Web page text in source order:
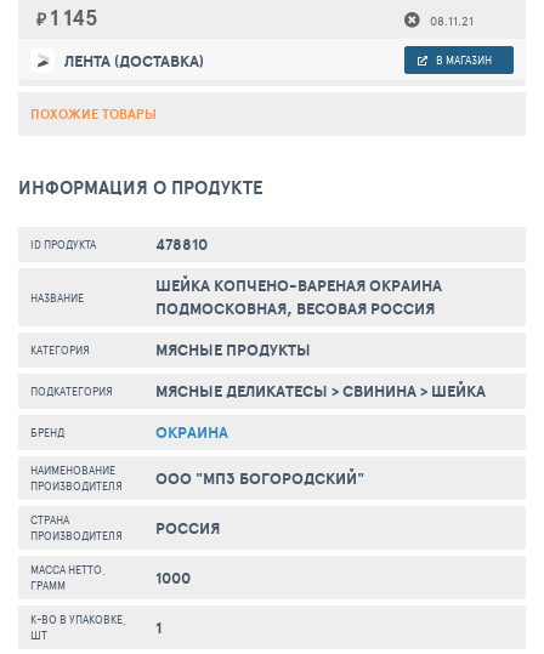
₽ 1 145 08.11.21
ЛЕНТА (ДОСТАВКА) В МАГАЗИН
ПОХОЖИЕ ТОВАРЫ
ИНФОРМАЦИЯ О ПРОДУКТЕ
ID ПРОДУКТА 478810
НАЗВАНИЕ
ШЕЙКА КОПЧЕНО-ВАРЕНАЯ ОКРАИНА
ПОДМОСКОВНАЯ, ВЕСОВАЯ РОССИЯ
КАТЕГОРИЯ МЯСНЫЕ ПРОДУКТЫ
ПОДКАТЕГОРИЯ МЯСНЫЕ ДЕЛИКАТЕСЫ >СВИНИНА> ШЕЙКА
БРЕНД ОКРАИНА
НАИМЕНОВАНИЕ
ПРОИЗВОДИТЕЛЯ
ООО "МПЗ БОГОРОДСКИЙ"
СТРАНА
ПРОИЗВОДИТЕЛЯ
РОССИЯ
МАССА НЕТТО,
ГРАММ
1000
К-ВО В УПАКОВКЕ,
ШТ
1